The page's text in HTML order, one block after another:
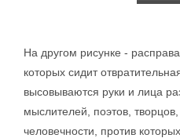
На другом рисунке -
которых сидит
высовываются руки и лица
мыслителей, поэтов,
человечности, против